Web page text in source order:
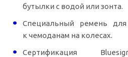
бутылки с водой или зонта.
Специальный ремень
к чемоданам на колесах.
Сертификация